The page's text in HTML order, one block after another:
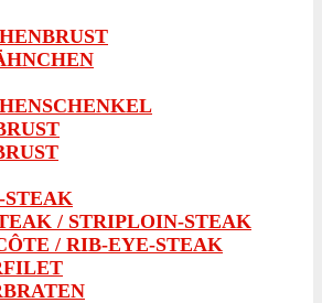
STEAK
/ STRIPLOIN-STEAK
/ RIB-EYE-STEAK